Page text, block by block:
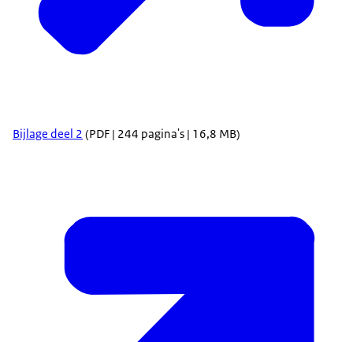
Bijlage deel 2 (PDF | 244 pagina's | 16,8 MB)